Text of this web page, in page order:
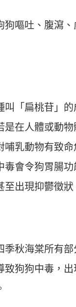
狗嘔吐、腹瀉
叫「扁桃苷」
是在人體或動
哺乳動物有致
毒會令狗胃腸
至出現抑鬱徵狀
季秋海棠所有
致狗狗中毒，